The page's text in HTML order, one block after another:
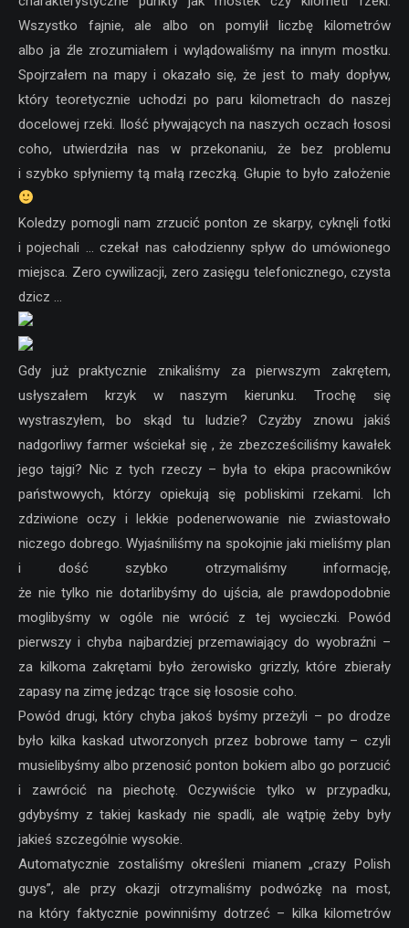
Wszystko fajnie, ale albo on pomylił liczbę kilometrów
albo ja źle zrozumiałem i wylądowaliśmy na innym mostku.
Spojrzałem na mapy i okazało się, że jest to mały dopływ,
który teoretycznie uchodzi po paru kilometrach do naszej
docelowej rzeki. Ilość pływających na naszych oczach łososi
coho, utwierdziła nas w przekonaniu, że bez problemu
i szybko spłyniemy tą małą rzeczką. Głupie to było założenie
Koledzy pomogli nam zrzucić ponton ze skarpy, cyknęli fotki
i pojechali … czekał nas całodzienny spływ do umówionego
miejsca. Zero cywilizacji, zero zasięgu telefonicznego, czysta
dzicz …
Gdy już praktycznie znikaliśmy za pierwszym zakrętem,
usłyszałem krzyk w naszym kierunku. Trochę się
wystraszyłem, bo skąd tu ludzie? Czyżby znowu jakiś
nadgorliwy farmer wściekał się , że zbezcześciliśmy kawałek
jego tajgi? Nic z tych rzeczy – była to ekipa pracowników
państwowych, którzy opiekują się pobliskimi rzekami. Ich
zdziwione oczy i lekkie podenerwowanie nie zwiastowało
niczego dobrego. Wyjaśniliśmy na spokojnie jaki mieliśmy plan
i dość szybko otrzymaliśmy informację,
że nie tylko nie dotarlibyśmy do ujścia, ale prawdopodobnie
moglibyśmy w ogóle nie wrócić z tej wycieczki. Powód
pierwszy i chyba najbardziej przemawiający do wyobraźni –
za kilkoma zakrętami było żerowisko grizzly, które zbierały
zapasy na zimę jedząc trące się łososie coho.
Powód drugi, który chyba jakoś byśmy przeżyli – po drodze
było kilka kaskad utworzonych przez bobrowe tamy – czyli
musielibyśmy albo przenosić ponton bokiem albo go porzucić
i zawrócić na piechotę. Oczywiście tylko w przypadku,
gdybyśmy z takiej kaskady nie spadli, ale wątpię żeby były
jakieś szczególnie wysokie.
Automatycznie zostaliśmy określeni mianem „crazy Polish
guys”, ale przy okazji otrzymaliśmy podwózkę na most,
na który faktycznie powinniśmy dotrzeć – kilka kilometrów